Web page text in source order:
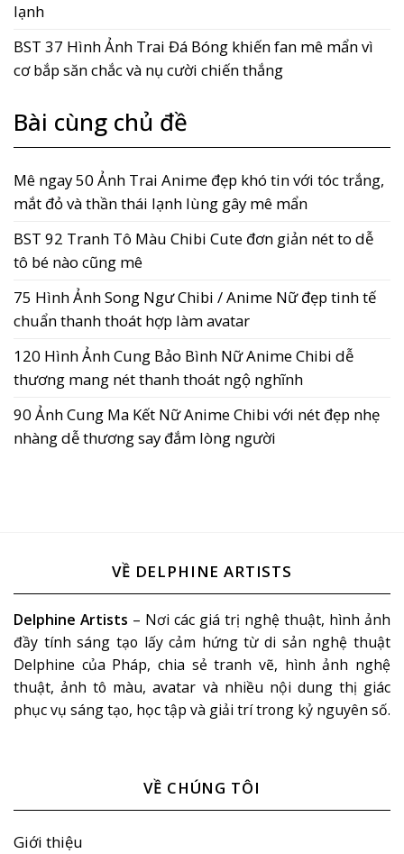
lạnh
BST 37 Hình Ảnh Trai Đá Bóng khiến fan mê mẩn vì
cơ bắp săn chắc và nụ cười chiến thắng
Bài cùng chủ đề
Mê ngay 50 Ảnh Trai Anime đẹp khó tin với tóc trắng,
mắt đỏ và thần thái lạnh lùng gây mê mẩn
BST 92 Tranh Tô Màu Chibi Cute đơn giản nét to dễ
tô bé nào cũng mê
75 Hình Ảnh Song Ngư Chibi / Anime Nữ đẹp tinh tế
chuẩn thanh thoát hợp làm avatar
120 Hình Ảnh Cung Bảo Bình Nữ Anime Chibi dễ
thương mang nét thanh thoát ngộ nghĩnh
90 Ảnh Cung Ma Kết Nữ Anime Chibi với nét đẹp nhẹ
nhàng dễ thương say đắm lòng người
VỀ DELPHINE ARTISTS
Delphine Artists – Nơi các giá trị nghệ thuật, hình ảnh
đầy tính sáng tạo lấy cảm hứng từ di sản nghệ thuật
Delphine của Pháp, chia sẻ tranh vẽ, hình ảnh nghệ
thuật, ảnh tô màu, avatar và nhiều nội dung thị giác
phục vụ sáng tạo, học tập và giải trí trong kỷ nguyên số.
VỀ CHÚNG TÔI
Giới thiệu